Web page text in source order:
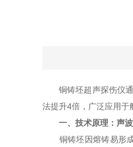
铜铸坯超声探伤仪通
法提升4倍，广泛应用于
一、技术原理：声
铜铸坯因熔铸易形成